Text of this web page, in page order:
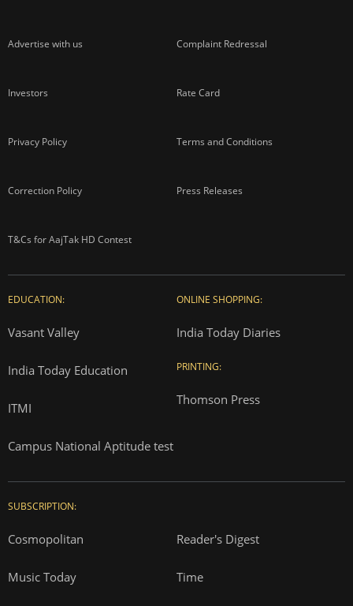
Advertise with us Complaint Redressal
Investors Rate Card
Privacy Policy Terms and Conditions
Correction Policy Press Releases
T&Cs for AajTak HD Contest
EDUCATION:
Vasant Valley
India Today Education
ITMI
Campus National Aptitude test
ONLINE SHOPPING:
India Today Diaries
PRINTING:
Thomson Press
SUBSCRIPTION:
Cosmopolitan Reader's Digest
Music Today Time